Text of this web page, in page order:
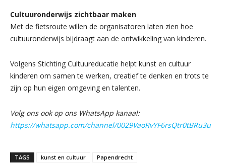
Cultuuronderwijs zichtbaar maken
Met de fietsroute willen de organisatoren laten zien hoe
cultuuronderwijs bijdraagt aan de ontwikkeling van kinderen.
Volgens Stichting Cultuureducatie helpt kunst en cultuur
kinderen om samen te werken, creatief te denken en trots te
zijn op hun eigen omgeving en talenten.
Volg ons ook op ons WhatsApp kanaal:
https://whatsapp.com/channel/0029VaoRvYF6rsQtr0tBRu3u
TAGS kunst en cultuur Papendrecht